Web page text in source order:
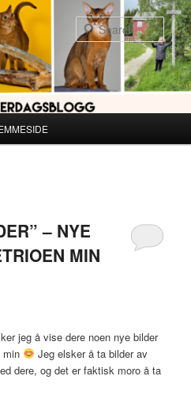
– NYE
MIN
jeg å vise dere noen nye bilder
min
Jeg elsker å ta bilder av
dere, og det er faktisk moro å ta